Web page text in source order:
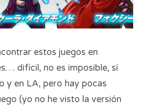
estos juegos en
difícil, no es imposible, sí
y en LA, pero hay pocas
(yo no he visto la versión